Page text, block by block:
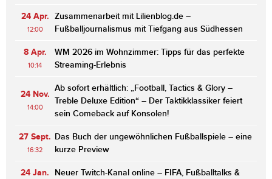
24 Apr.
12:00
Zusammenarbeit mit Lilienblog.de –
Fußballjournalismus mit Tiefgang aus Südhessen
8 Apr.
10:14
WM 2026 im Wohnzimmer: Tipps für das perfekte
Streaming-Erlebnis
24 Nov.
14:00
Ab sofort erhältlich: „Football, Tactics & Glory –
Treble Deluxe Edition“ – Der Taktikklassiker feiert
sein Comeback auf Konsolen!
27 Sept.
16:32
Das Buch der ungewöhnlichen Fußballspiele – eine
kurze Preview
24 Jan.
Neuer Twitch-Kanal online – FIFA, Fußballtalks &